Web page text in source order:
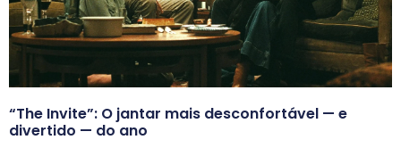
“The Invite”: O jantar mais desconfortável — e
divertido — do ano